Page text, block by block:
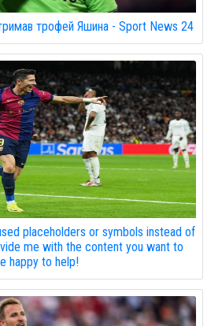
трофей Яшина - Sport News 24
placeholders or symbols instead of
me with the content you want to
happy to help!